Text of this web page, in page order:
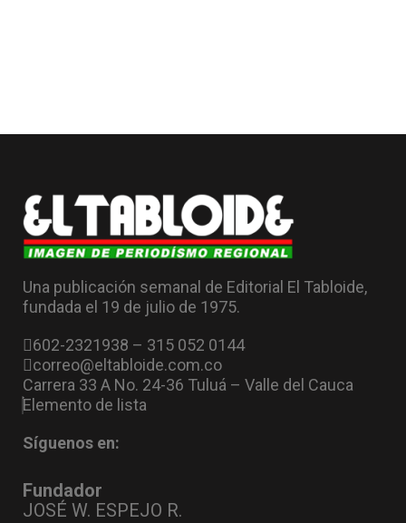
Una publicación semanal de Editorial El Tabloide,
fundada el 19 de julio de 1975.
602-2321938 – 315 052 0144
correo@eltabloide.com.co
Carrera 33 A No. 24-36 Tuluá – Valle del Cauca
Elemento de lista
Síguenos en:
Fundador
JOSÉ W. ESPEJO R.